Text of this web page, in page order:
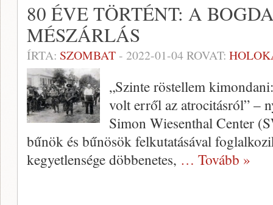
80 ÉVE TÖRTÉNT: A
MÉSZÁRLÁS
ÍRTA: SZOMBAT- 2022-01-04ROVAT:
„Szinte röstellem
volt erről az atrocitásról” –
Simon Wiesenthal Center
bűnök és bűnösök felkutatásával
kegyetlensége döbbenetes, … Tovább »